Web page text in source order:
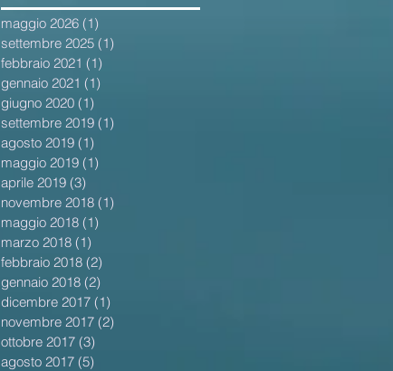
maggio 2026 (1)
settembre 2025 (1)
febbraio 2021 (1)
gennaio 2021 (1)
giugno 2020 (1)
settembre 2019 (1)
agosto 2019 (1)
maggio 2019 (1)
aprile 2019 (3)
novembre 2018 (1)
maggio 2018 (1)
marzo 2018 (1)
febbraio 2018 (2)
gennaio 2018 (2)
dicembre 2017 (1)
novembre 2017 (2)
ottobre 2017 (3)
agosto 2017 (5)